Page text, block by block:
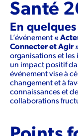
Santé
En
L’événement «
Connecter et Agir
organisations et
un impact positif
événement vise à
changement et à
connaissances et
collaborations